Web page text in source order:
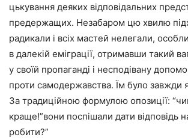
цькування деяких відповідальних
предержащих. Незабаром цю хвилю
радикали і всіх мастей нелегали,
в далекій еміграції, отримавши такий
у своїй пропаганді і несподівану
проти самодержавства. Їм було завжди
За традиційною формулою опозиції:
краще!”вони поспішали дати відповідь
робити?”